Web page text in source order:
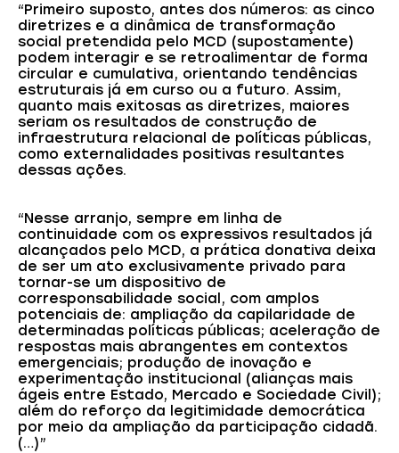
“Primeiro suposto, antes dos números: as cinco
diretrizes e a dinâmica de transformação
social pretendida pelo MCD (supostamente)
podem interagir e se retroalimentar de forma
circular e cumulativa, orientando tendências
estruturais já em curso ou a futuro. Assim,
quanto mais exitosas as diretrizes, maiores
seriam os resultados de construção de
infraestrutura relacional de políticas públicas,
como externalidades positivas resultantes
dessas ações.
“Nesse arranjo, sempre em linha de
continuidade com os expressivos resultados já
alcançados pelo MCD, a prática donativa deixa
de ser um ato exclusivamente privado para
tornar-se um dispositivo de
corresponsabilidade social, com amplos
potenciais de: ampliação da capilaridade de
determinadas políticas públicas; aceleração de
respostas mais abrangentes em contextos
emergenciais; produção de inovação e
experimentação institucional (alianças mais
ágeis entre Estado, Mercado e Sociedade Civil);
além do reforço da legitimidade democrática
por meio da ampliação da participação cidadã.
(…)”